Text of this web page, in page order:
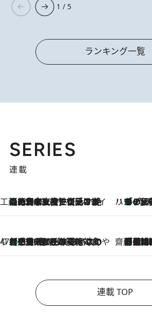
1 / 5
ランキング一覧
SERIES
連載
工藤まやのおもてなしハワイ
2026.8.6
【ハワイ土産】ローカルの絶大な支持で復活！ 絶品の幻クッキー《元ファンの日本人女性が受け継いだ名店》 ハワイ賢者 リサのお気に入りリスト
あの伝説の限定トートも
47都道府県の手みやげ ひんやりスイーツで夏を満喫
2026.8.6
【三重県】この夏絶対食べたい 冷やしておいしいおやつ3選 お餅×アイスの新感覚スイーツ 齋藤 薫
「荷物が増えるほど旅ストレスは増す」美容ジャーナリストがたどり着いた最終結論。“化粧品を劇的に減らす”感動の凝縮美容とは
連載 TOP